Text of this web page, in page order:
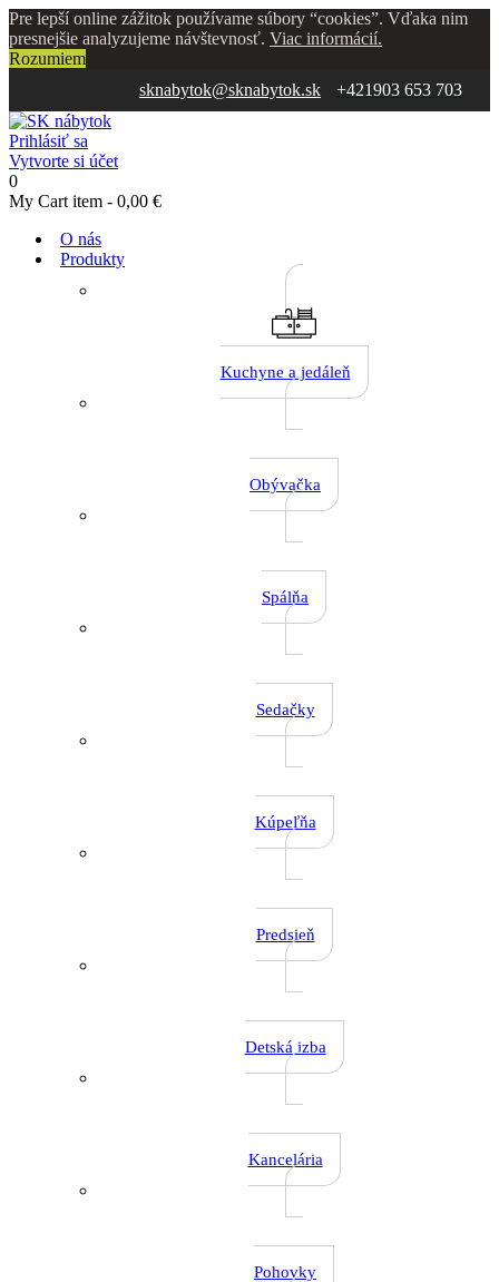
Pre lepší online zážitok používame súbory “cookies”. Vďaka nim
presnejšie analyzujeme návštevnosť. Viac informácií.
Rozumiem
sknabytok@sknabytok.sk
+421903 653 703
Prihlásiť sa
Vytvorte si účet
0
My Cart item - 0,00 €
O nás
Produkty
Kuchyne a jedáleň
Obývačka
Spálňa
Sedačky
Kúpeľňa
Predsieň
Detská izba
Kancelária
Pohovky